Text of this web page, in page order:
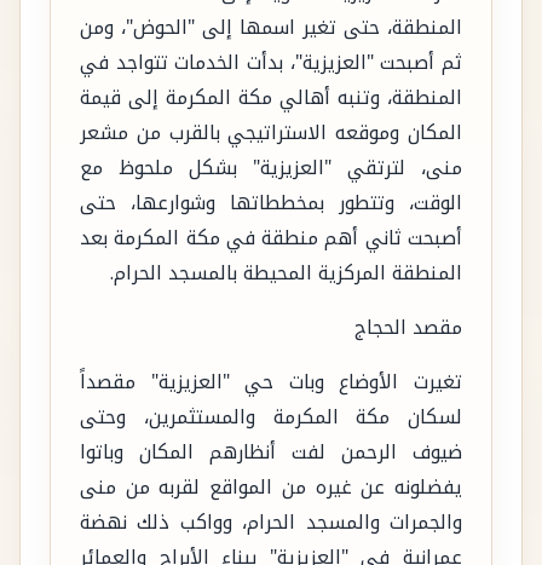
المنطقة، حتى تغير اسمها إلى "الحوض"، ومن
ثم أصبحت "العزيزية"، بدأت الخدمات تتواجد في
المنطقة، وتنبه أهالي مكة المكرمة إلى قيمة
المكان وموقعه الاستراتيجي بالقرب من مشعر
منى، لترتقي "العزيزية" بشكل ملحوظ مع
الوقت، وتتطور بمخططاتها وشوارعها، حتى
أصبحت ثاني أهم منطقة في مكة المكرمة بعد
المنطقة المركزية المحيطة بالمسجد الحرام.
مقصد الحجاج
تغيرت الأوضاع وبات حي "العزيزية" مقصداً
لسكان مكة المكرمة والمستثمرين، وحتى
ضيوف الرحمن لفت أنظارهم المكان وباتوا
يفضلونه عن غيره من المواقع لقربه من منى
والجمرات والمسجد الحرام، وواكب ذلك نهضة
عمرانية في "العزيزية" ببناء الأبراج والعمائر